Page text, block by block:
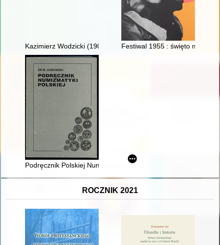
Kazimierz Wodzicki (1900-1987) : szkic biograficzny w 125-
Festiwal 1955 : święto młodości
Podręcznik Polskiej Numizmatyki : (wyjątki dotyczące
ROCZNIK 2021